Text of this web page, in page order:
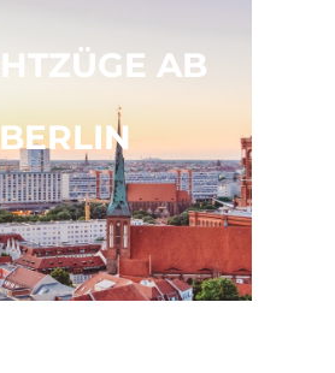
AB
BERLIN